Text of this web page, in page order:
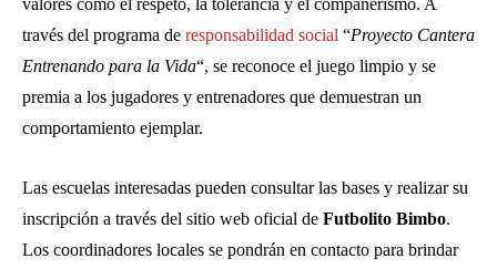
través del programa de responsabilidad social “Proyecto Cantera
Entrenando para la Vida“, se reconoce el juego limpio y se
premia a los jugadores y entrenadores que demuestran un
comportamiento ejemplar.
Las escuelas interesadas pueden consultar las bases y realizar su
inscripción a través del sitio web oficial de Futbolito Bimbo.
Los coordinadores locales se pondrán en contacto para brindar